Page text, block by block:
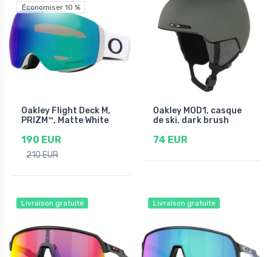
Économiser 10 %
Oakley Flight Deck M,
PRIZM™, Matte White
190 EUR
210 EUR
Oakley MOD1, casque
de ski, dark brush
74 EUR
Livraison gratuite Livraison gratuite